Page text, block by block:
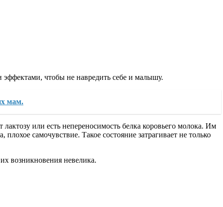
чтобы не навредить себе и малышу.
мам.
или есть непереносимость белка коровьего молока. Им
самочувствие. Такое состояние затрагивает не только
возникновения невелика.